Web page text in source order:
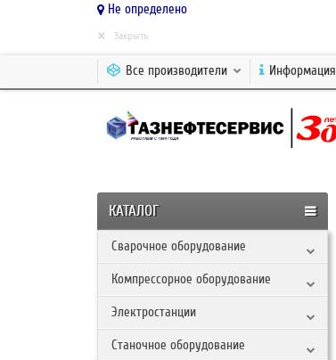
Не определено
× Закрыть
Все производители Информация
КАТАЛОГ
Сварочное оборудование
Компрессорное оборудование
Электростанции
Станочное оборудование